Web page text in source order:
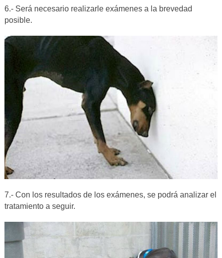
6.- Será necesario realizarle exámenes a la brevedad
posible.
7.- Con los resultados de los exámenes, se podrá analizar el
tratamiento a seguir.